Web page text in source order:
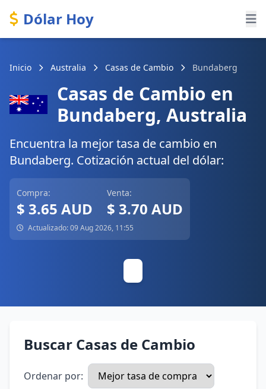
Dólar Hoy
Inicio Australia Casas de Cambio Bundaberg
Casas de Cambio en
Bundaberg, Australia
Encuentra la mejor tasa de cambio en
Bundaberg. Cotización actual del dólar:
Compra:
$ 3.65 AUD
Venta:
$ 3.70 AUD
Actualizado: 09 Aug 2026, 11:55
Buscar Casas de Cambio
Ordenar por: